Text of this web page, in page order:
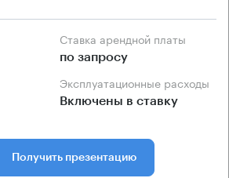
Ставка арендной платы
по запросу
Эксплуатационные расходы
Включены в ставку
Получить презентацию